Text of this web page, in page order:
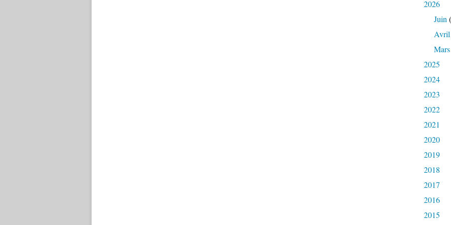
2026
Juin
Avril
Mars
2025
2024
2023
2022
2021
2020
2019
2018
2017
2016
2015